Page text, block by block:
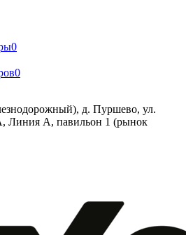
0
0
д. Пуршево, ул.
Линия А, павильон 1 (рынок